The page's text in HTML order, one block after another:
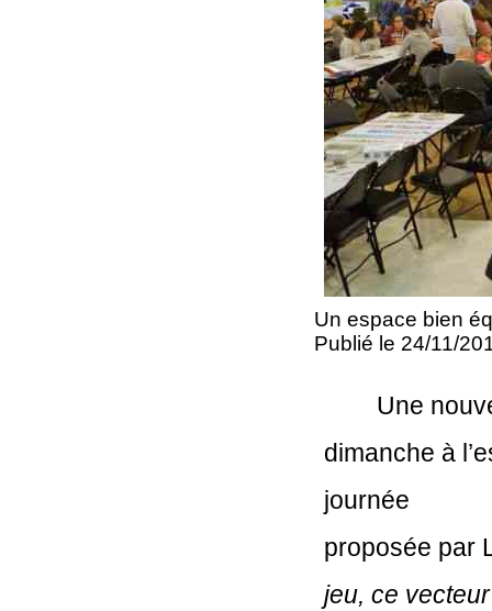
Un espace bien
Publié le 24/11/
Une
dimanche à
journée
proposée par
jeu, ce